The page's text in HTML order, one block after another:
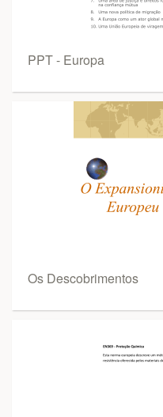
PPT - Europa
Os Descobrimentos